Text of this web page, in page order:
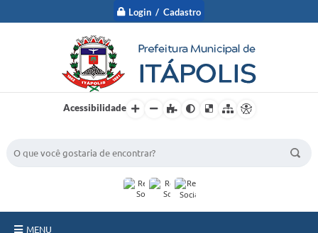
Login / Cadastro
Acessibilidade
MENU